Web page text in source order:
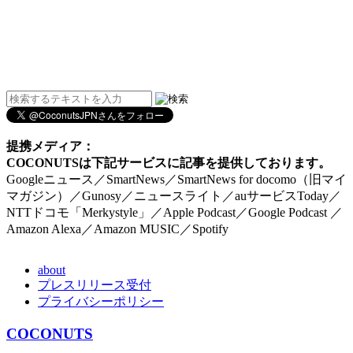
提携メディア：
COCONUTSは下記サービスに記事を提供しております。
Googleニュース／SmartNews／SmartNews for docomo（旧マイ
マガジン）／Gunosy／ニュースライト／auサービスToday／
NTTドコモ「Merkystyle」／Apple Podcast／Google Podcast ／
Amazon Alexa／Amazon MUSIC／Spotify
about
プレスリリース受付
プライバシーポリシー
COCONUTS